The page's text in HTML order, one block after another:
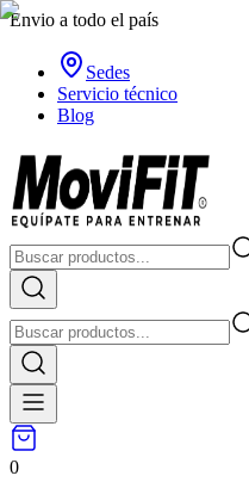
Envio a todo el país
Sedes
Servicio técnico
Blog
0